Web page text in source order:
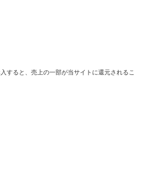
すると、売上の一部が当サイトに還元されるこ